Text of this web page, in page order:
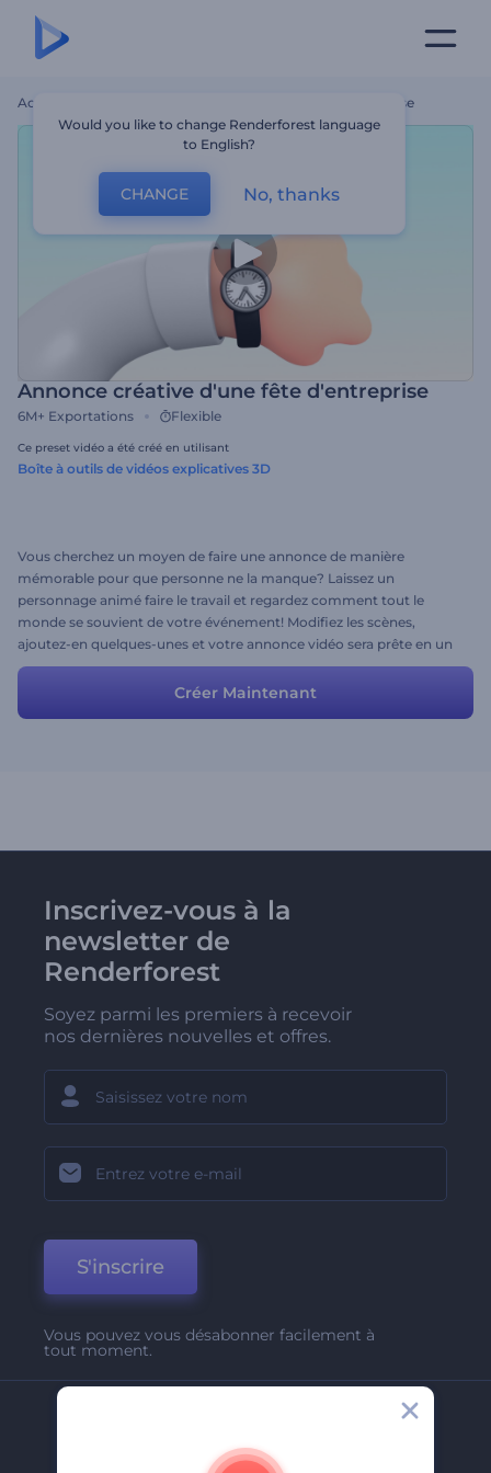
Accueil Annonce Créative D'une Fête D'entreprise
Annonce créative d'une fête d'entreprise
6M+ Exportations Flexible
Ce preset vidéo a été créé en utilisant
Boîte à outils de vidéos explicatives 3D
Vous cherchez un moyen de faire une annonce de manière
mémorable pour que personne ne la manque? Laissez un
personnage animé faire le travail et regardez comment tout le
monde se souvient de votre événement! Modifiez les scènes,
ajoutez-en quelques-unes et votre annonce vidéo sera prête en un
rien de temps.
Créer Maintenant
Inscrivez-vous à la
newsletter de
Renderforest
Soyez parmi les premiers à recevoir
nos dernières nouvelles et offres.
S'inscrire
Vous pouvez vous désabonner facilement à
tout moment.
A Propos De Nous
Would you like to change Renderforest language
to English?
CHANGE No, thanks